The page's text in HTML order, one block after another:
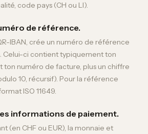
code pays (CH ou LI).
de référence.
IBAN, crée un numéro de référence
Celui-ci contient typiquement ton
ton numéro de facture, plus un chiffre
10, récursif). Pour la référence
ISO 11649.
informations de paiement.
(en CHF ou EUR), la monnaie et